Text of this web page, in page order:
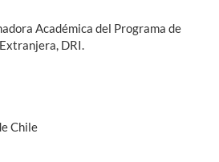
Académica del Programa de
DRI.
Chile